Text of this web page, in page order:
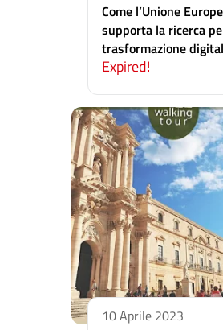
Come l’Unione
supporta la ricerca
trasformazione
Expired!
10 Aprile 2023